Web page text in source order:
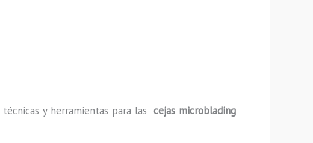
y herramientas para lascejas microblading